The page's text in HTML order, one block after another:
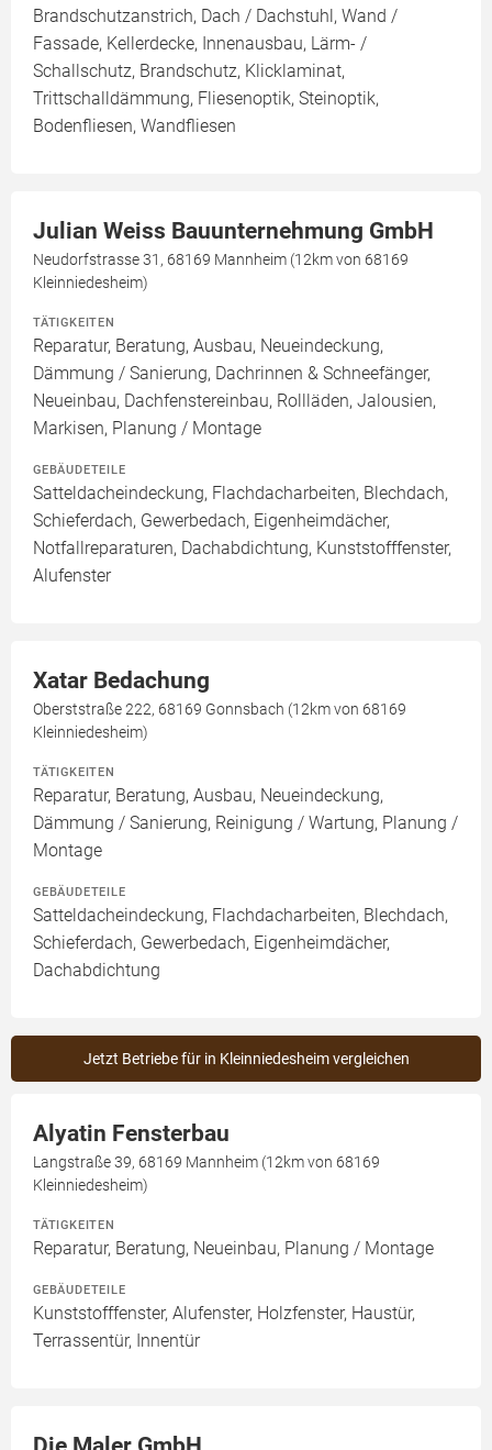
Brandschutzanstrich, Dach / Dachstuhl, Wand /
Fassade, Kellerdecke, Innenausbau, Lärm- /
Schallschutz, Brandschutz, Klicklaminat,
Trittschalldämmung, Fliesenoptik, Steinoptik,
Bodenfliesen, Wandfliesen
Julian Weiss Bauunternehmung GmbH
Neudorfstrasse 31, 68169 Mannheim (12km von 68169
Kleinniedesheim)
TÄTIGKEITEN
Reparatur, Beratung, Ausbau, Neueindeckung,
Dämmung / Sanierung, Dachrinnen & Schneefänger,
Neueinbau, Dachfenstereinbau, Rollläden, Jalousien,
Markisen, Planung / Montage
GEBÄUDETEILE
Satteldacheindeckung, Flachdacharbeiten, Blechdach,
Schieferdach, Gewerbedach, Eigenheimdächer,
Notfallreparaturen, Dachabdichtung, Kunststofffenster,
Alufenster
Xatar Bedachung
Oberststraße 222, 68169 Gonnsbach (12km von 68169
Kleinniedesheim)
TÄTIGKEITEN
Reparatur, Beratung, Ausbau, Neueindeckung,
Dämmung / Sanierung, Reinigung / Wartung, Planung /
Montage
GEBÄUDETEILE
Satteldacheindeckung, Flachdacharbeiten, Blechdach,
Schieferdach, Gewerbedach, Eigenheimdächer,
Dachabdichtung
Jetzt Betriebe für in Kleinniedesheim vergleichen
Alyatin Fensterbau
Langstraße 39, 68169 Mannheim (12km von 68169
Kleinniedesheim)
TÄTIGKEITEN
Reparatur, Beratung, Neueinbau, Planung / Montage
GEBÄUDETEILE
Kunststofffenster, Alufenster, Holzfenster, Haustür,
Terrassentür, Innentür